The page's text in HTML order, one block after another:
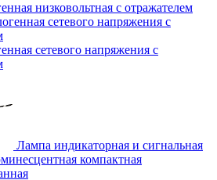
низковольтная с отражателем
сетевого напряжения с
Лампа индикаторная и сигнальная